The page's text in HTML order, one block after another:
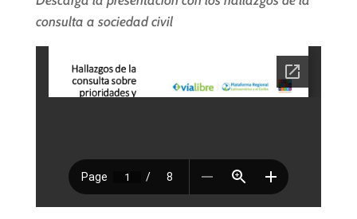
consulta a sociedad civil